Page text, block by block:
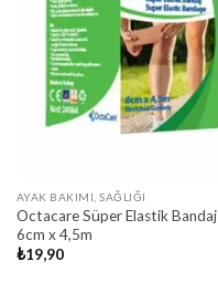
AYAK BAKIMI, SAĞLIĞI
Octacare Süper Elastik Bandaj
6cm x 4,5m
₺19,90